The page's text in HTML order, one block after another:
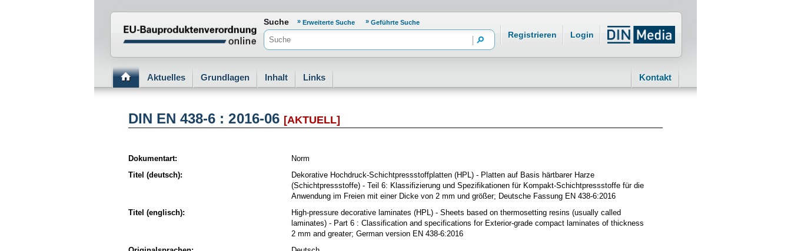
Normenportal Barrierefreiheit
Suche Erweiterte Suche Geführte Suche
Registrieren Login
Aktuelles Grundlagen Inhalt Links Kontakt
DIN EN 438-6 : 2016-06 [AKTUELL]
Dokumentart:
Norm
Titel (deutsch):
Dekorative Hochdruck-Schichtpressstoffplatten (HPL) - Platten auf Basis härtbarer Harze
(Schichtpressstoffe) - Teil 6: Klassifizierung und Spezifikationen für Kompakt-Schichtpressstoffe für die
Anwendung im Freien mit einer Dicke von 2 mm und größer; Deutsche Fassung EN 438-6:2016
Titel (englisch):
High-pressure decorative laminates (HPL) - Sheets based on thermosetting resins (usually called
laminates) - Part 6 : Classification and specifications for Exterior-grade compact laminates of thickness
2 mm and greater; German version EN 438-6:2016